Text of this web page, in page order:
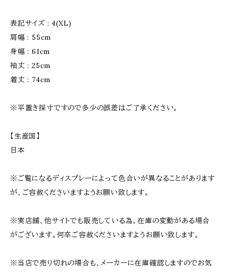
表記サイズ : 4(XL)
肩幅 : 55cm
身幅 : 61cm
袖丈 : 25cm
着丈 : 74cm
※平置き採寸ですので多少の誤差はご了承ください。
【生産国】
日本
※ご覧になるディスプレーによって色合いが異なることがあります
が、ご容赦くださいますようお願い致します。
※実店舗、他サイトでも販売している為、在庫の変動がある場合
がございます。何卒ご容赦くださいますようお願い致します。
※当店で売り切れの場合も、メーカーに在庫確認しますのでお気